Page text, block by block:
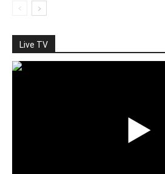
Live TV